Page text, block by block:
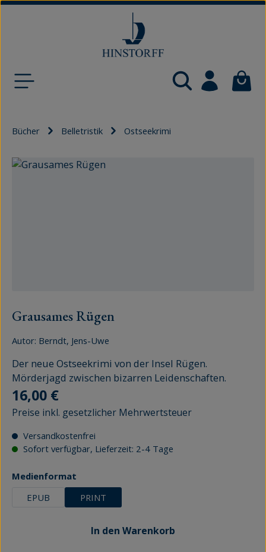
Bücher Belletristik Ostseekrimi
Bildergalerie überspringen
Grausames Rügen
Autor: Berndt, Jens-Uwe
Der neue Ostseekrimi von der Insel Rügen.
Mörderjagd zwischen bizarren Leidenschaften.
Regulärer Preis:
16,00 €
Preise inkl. gesetzlicher Mehrwertsteuer
Versandkostenfrei
Sofort verfügbar, Lieferzeit: 2-4 Tage
Medienformat
EPUB
PRINT
In den Warenkorb